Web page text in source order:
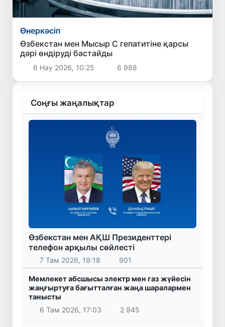
Өнеркәсіп
Өзбекстан мен Мысыр С гепатитіне қарсы
дәрі өндіруді бастайды
6 Нау 2026, 10:25 6 988
Соңғы жаңалықтар
Өзбекстан мен АҚШ Президенттері
телефон арқылы сөйлесті
7 Там 2026, 19:18 901
Мемлекет абсшысы электр мен газ жүйесін
жаңғыртуға бағытталған жаңа шаралармен
танысты
6 Там 2026, 17:03
2 945